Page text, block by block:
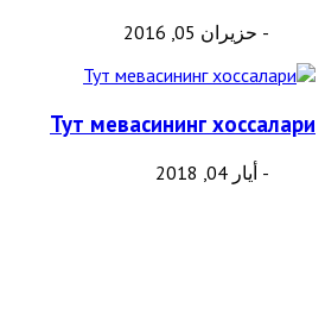
- حزيران 05, 2016
Тут мевасининг хоссалари
- أيار 04, 2018